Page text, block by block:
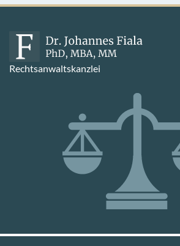
Rechtsanwaltskanzlei